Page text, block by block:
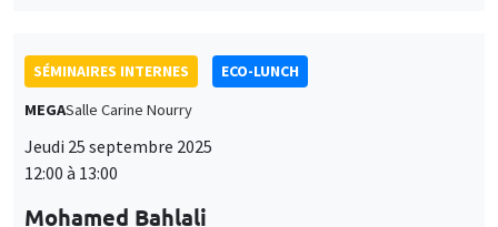
SÉMINAIRES INTERNES
ECO-LUNCH
MEGASalle Carine Nourry
Jeudi 25 septembre 2025
12:00 à 13:00
Mohamed Bahlali